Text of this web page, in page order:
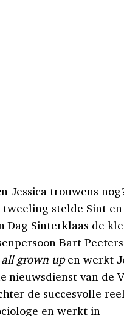
Jessica trouwens
stelde Sint en
Dag Sinterklaas de
Bart
all grown upen werkt
nieuwsdienst van de
de succesvolle
en werkt in